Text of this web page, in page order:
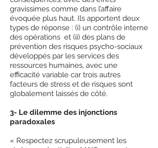
gravissimes comme dans l’affaire
évoquée plus haut. Ils apportent deux
types de réponse : (i) un contrôle interne
des opérations et (ii) des plans de
prévention des risques psycho-sociaux
développés par les services des
ressources humaines, avec une
efficacité variable car trois autres
facteurs de stress et de risques sont
globalement laissés de côté.
3- Le dilemme des injonctions
paradoxales
« Respectez scrupuleusement les